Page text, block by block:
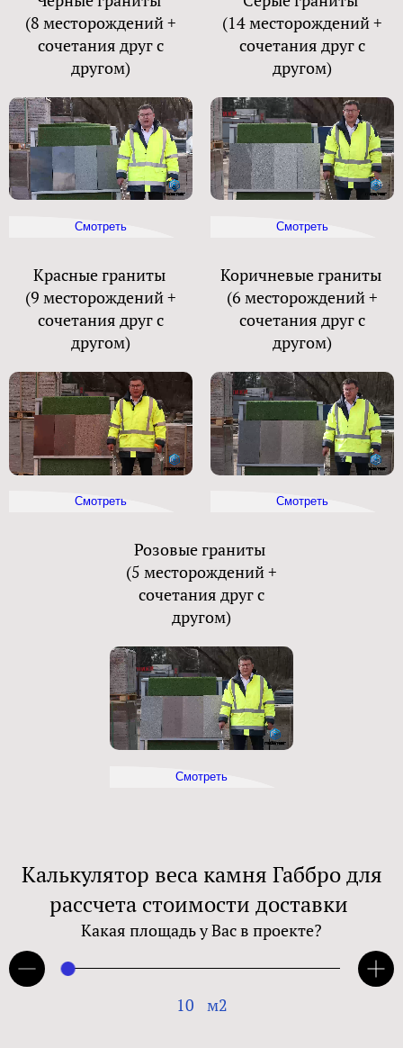
(8 месторождений +
сочетания друг с
другом)
Смотреть
(14 месторождений +
сочетания друг с
другом)
Смотреть
Красные граниты
(9 месторождений +
сочетания друг с
другом)
Смотреть
Коричневые граниты
(6 месторождений +
сочетания друг с
другом)
Смотреть
Розовые граниты
(5 месторождений +
сочетания друг с
другом)
Смотреть
Калькулятор веса камня Габбро для
рассчета стоимости доставки
Какая площадь у Вас в проекте?
10 м2